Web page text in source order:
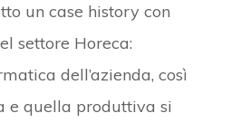
un case history con
settore Horeca:
dell’azienda, così
e quella produttiva si